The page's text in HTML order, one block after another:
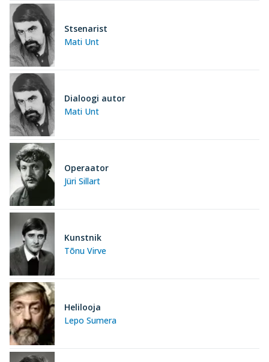
Mati Unt
Stsenarist
Mati Unt
Dialoogi autor
Jüri Sillart
Operaator
Tõnu Virve
Kunstnik
Lepo Sumera
Helilooja